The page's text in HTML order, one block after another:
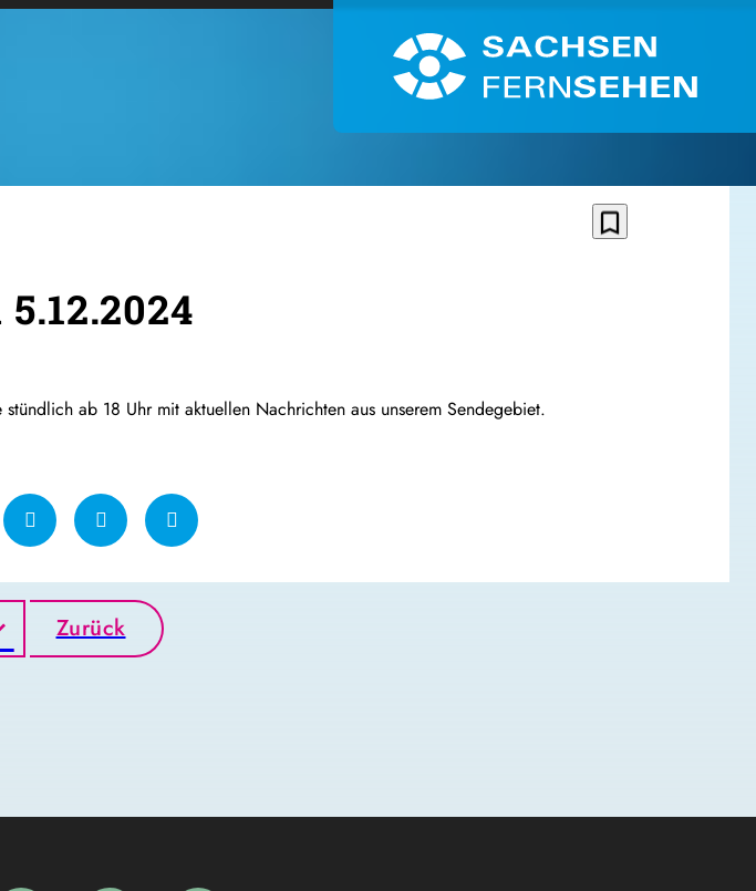
bookmark_border
ab 18 Uhr mit aktuellen Nachrichten aus unserem Sendegebiet.
Zurück